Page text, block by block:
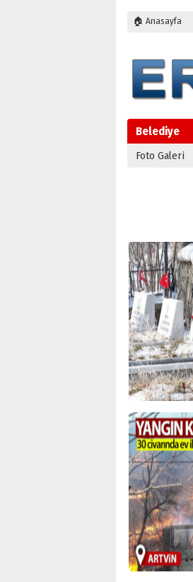
🏠 Anasayfa
Belediye
Foto Galeri